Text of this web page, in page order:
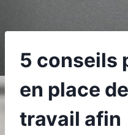
5 conseils
en place
travail afin